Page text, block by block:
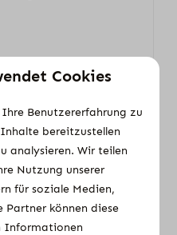
August
Sommerurlaub
Buchen
Cookies
Benutzererfahrung zu
bereitzustellen
analysieren. Wir teilen
Nutzung unserer
für soziale Medien,
Partner können diese
Informationen